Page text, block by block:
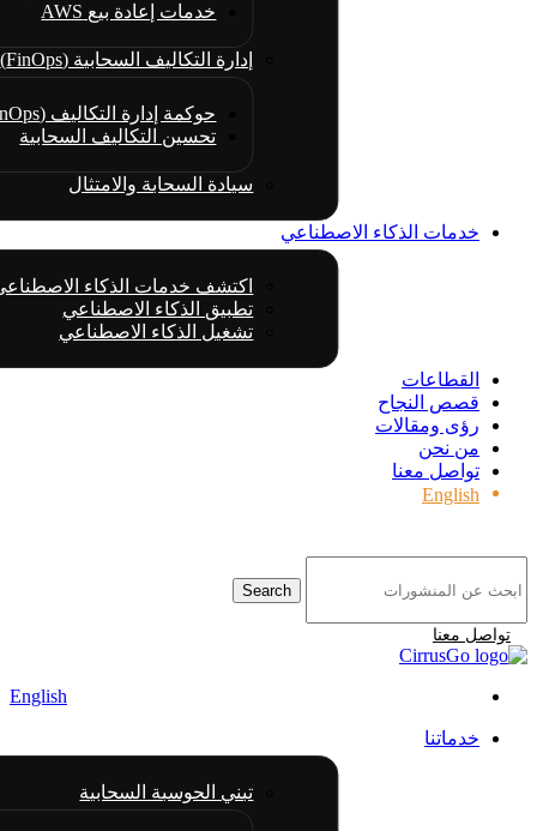
خدمات إعادة بيع AWS
إدارة التكاليف السحابية (FinOps)
حوكمة إدارة التكاليف (FinOps)
تحسين التكاليف السحابية
سيادة السحابة والامتثال
خدمات الذكاء الاصطناعي
اكتشف خدمات الذكاء
تطبيق الذكاء الاصطناعي
تشغيل الذكاء الاصطناعي
القطاعات
قصص النجاح
رؤى ومقالات
من نحن
تواصل معنا
English
Search
تواصل معنا
English
خدماتنا
تبني الحوسبة السحابية